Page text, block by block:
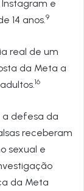
e
14 anos. 9
real de um
da Meta a
16
a defesa da
receberam
sexual e
da Meta